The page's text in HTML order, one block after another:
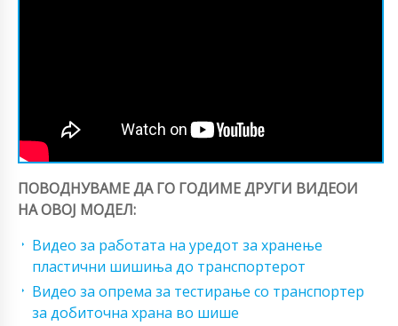
ПОВОДНУВАМЕ ДА ГО ГОДИМЕ ДРУГИ ВИДЕОИ
НА ОВОЈ МОДЕЛ:
Видео за работата на уредот за хранење
пластични шишиња до транспортерот
Видео за опрема за тестирање со транспортер
за добиточна храна во шише